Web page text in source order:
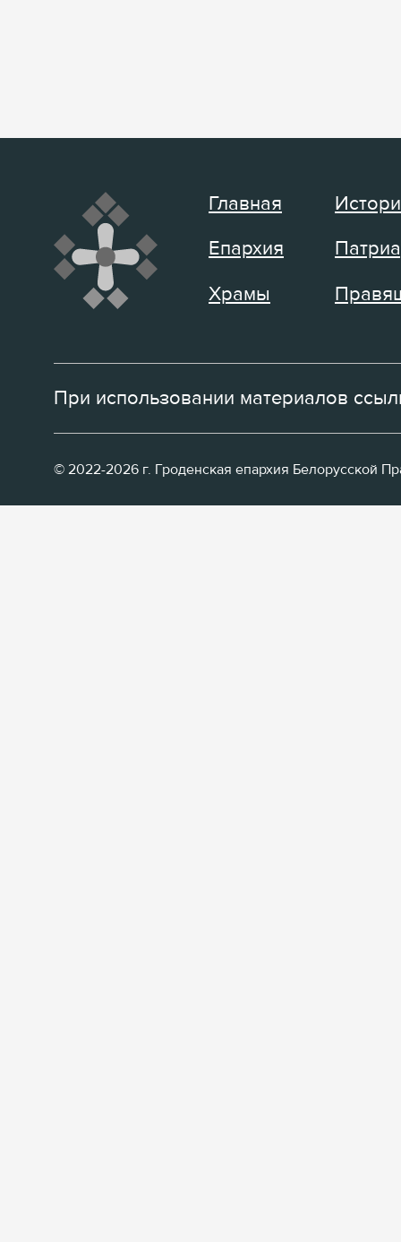
Главная
Епархия
Храмы
При использовании материалов
© 2022-2026 г. Гроденская епархия Белорусской